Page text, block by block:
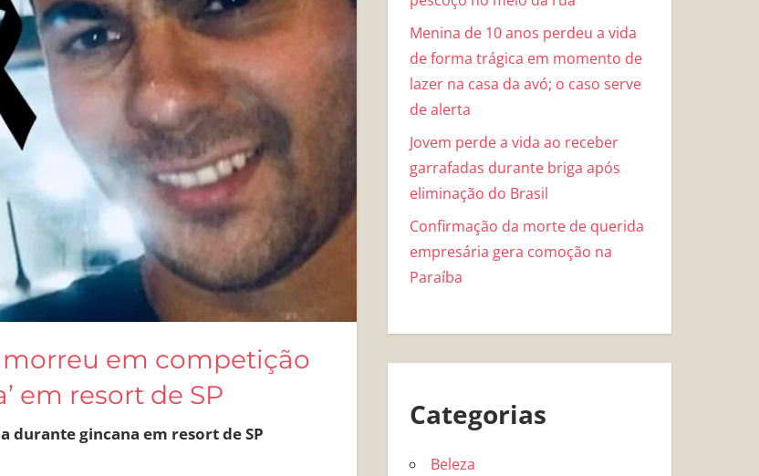
em competição
em resort de SP
durante gincana em resort de SP
Menina de 10 anos perdeu a vida
de forma trágica em momento de
lazer na casa da avó; o caso serve
de alerta
Jovem perde a vida ao receber
garrafadas durante briga após
eliminação do Brasil
Confirmação da morte de querida
empresária gera comoção na
Paraíba
Categorias
Beleza